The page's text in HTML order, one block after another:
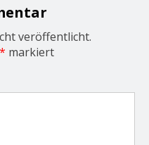
veröffentlicht.
* markiert